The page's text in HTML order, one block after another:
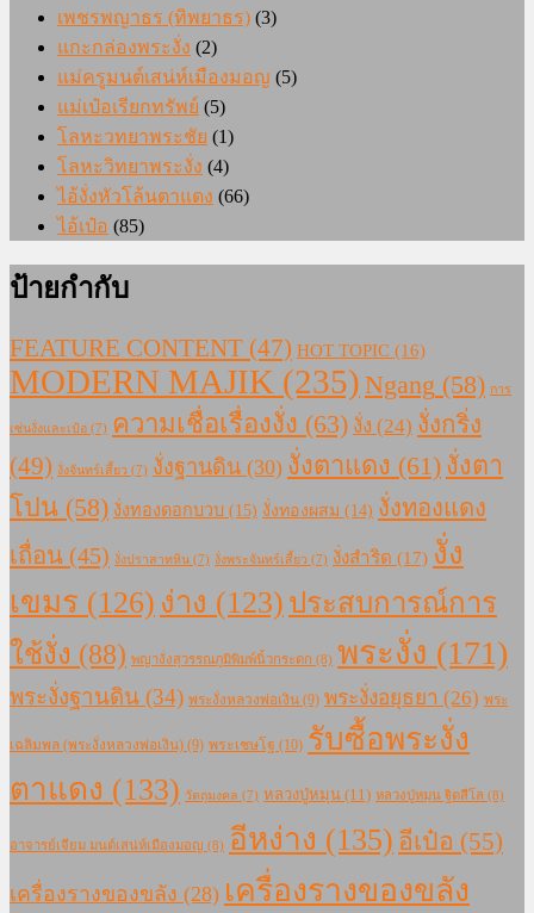
เพชรพญาธร (ทิพยาธร) (3)
แกะกล่องพระงั่ง (2)
แม่ครูมนต์เสน่ห์เมืองมอญ (5)
แม่เป๋อเรียกทรัพย์ (5)
โลหะวทยาพระชัย (1)
โลหะวิทยาพระงั่ง (4)
ไอ้งั่งหัวโล้นตาแดง (66)
ไอ้เป๋อ (85)
ป้ายกำกับ
FEATURE CONTENT (47) HOT TOPIC (16)
MODERN MAJIK (235) Ngang (58) การ
เซ่นงั่งและเป๋อ (7) ความเชื่อเรื่องงั่ง (63) งั่ง (24) งั่งกริ่ง
(49) งั่งจันทร์เสี้ยว (7) งั่งฐานดิน (30) งั่งตาแดง (61) งั่งตา
โปน (58) งั่งทองดอกบวบ (15) งั่งทองผสม (14) งั่งทองแดง
เถื่อน (45) งั่งปราสาทหิน (7) งั่งพระจันทร์เสี้ยว (7) งั่งสำริด (17) งั่ง
เขมร (126) ง่าง (123) ประสบการณ์การ
ใช้งั่ง (88) พญางั่งสุวรรณภูมิพิมพ์นิ้วกระดก (8) พระงั่ง (171)
พระงั่งฐานดิน (34) พระงั่งหลวงพ่อเงิน (9) พระงั่งอยุธยา (26) พระ
เฉลิมพล (พระงั่งหลวงพ่อเงิน) (9) พระเชษโฐ (10) รับซื้อพระงั่ง
ตาแดง (133) วัตถุมงคล (7) หลวงปู่หมุน (11) หลวงปู่หมุน ฐิตสีโล (8)
อาจารย์เจียม มนต์เสน่ห์เมืองมอญ (8) อีหง่าง (135) อีเป๋อ (55)
เครื่องรางของขลัง (28) เครื่องรางของขลัง